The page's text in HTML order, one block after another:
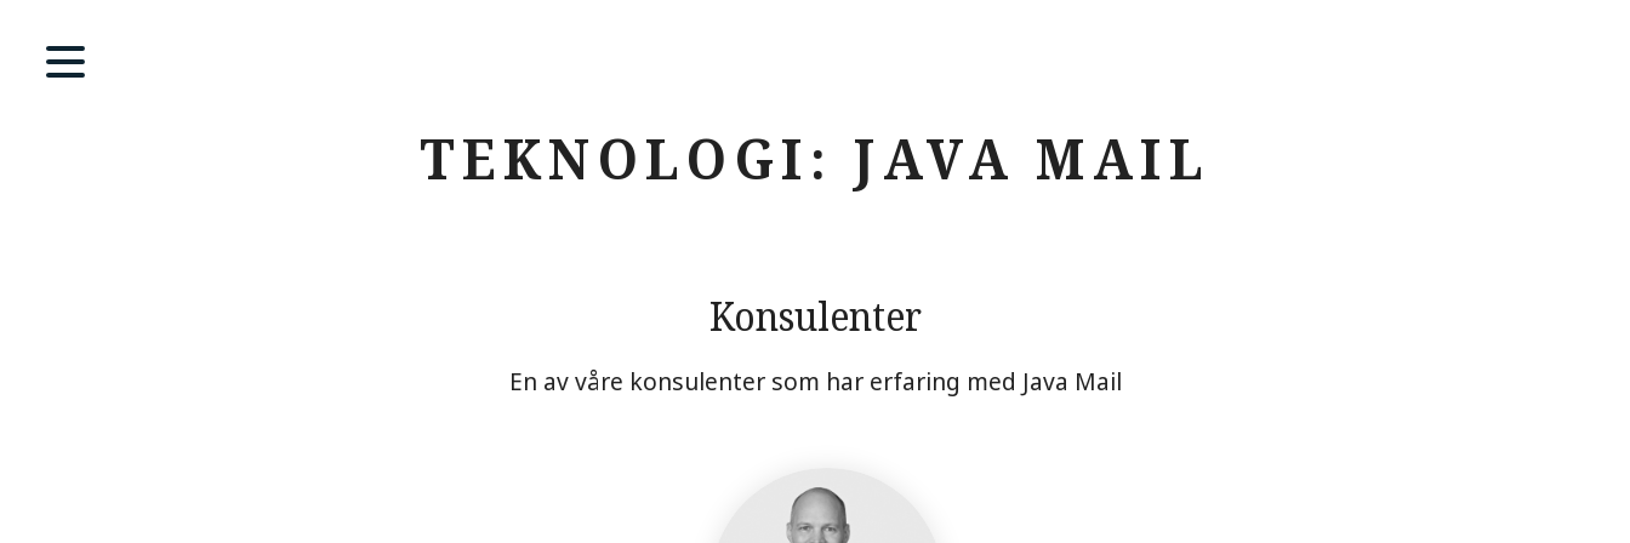
TEKNOLOGI: JAVA MAIL
Konsulenter
En av våre konsulenter som har erfaring med Java Mail